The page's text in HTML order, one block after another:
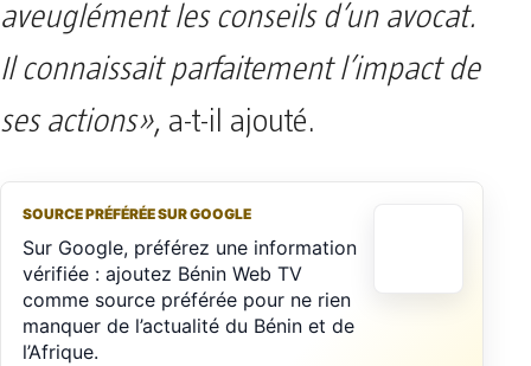
aveuglément les conseils d’un avocat.
Il connaissait parfaitement l’impact de
ses actions», a-t-il ajouté.
SOURCE PRÉFÉRÉE SUR GOOGLE
Sur Google, préférez une information
vérifiée : ajoutez Bénin Web TV
comme source préférée pour ne rien
manquer de l’actualité du Bénin et de
l’Afrique.